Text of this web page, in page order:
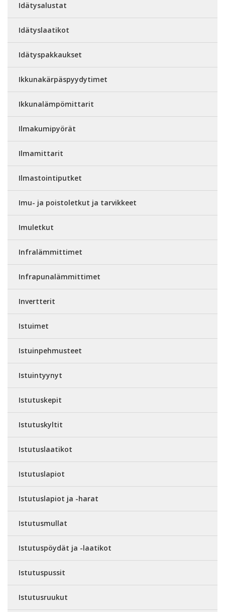
Idätysalustat
Idätyslaatikot
Idätyspakkaukset
Ikkunakärpäspyydytimet
Ikkunalämpömittarit
Ilmakumipyörät
Ilmamittarit
Ilmastointiputket
Imu- ja poistoletkut ja tarvikkeet
Imuletkut
Infralämmittimet
Infrapunalämmittimet
Invertterit
Istuimet
Istuinpehmusteet
Istuintyynyt
Istutuskepit
Istutuskyltit
Istutuslaatikot
Istutuslapiot
Istutuslapiot ja -harat
Istutusmullat
Istutuspöydät ja -laatikot
Istutuspussit
Istutusruukut